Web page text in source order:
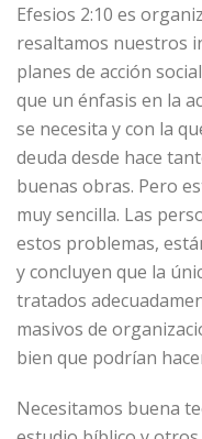
Efesios 2:10 es
resaltamos nuestros
planes de acción
que un énfasis en la
se necesita y con la
deuda desde hace
buenas obras. Pero
muy sencilla. Las
estos problemas,
y concluyen que la
tratados
masivos de
bien que podrían
Necesitamos buena